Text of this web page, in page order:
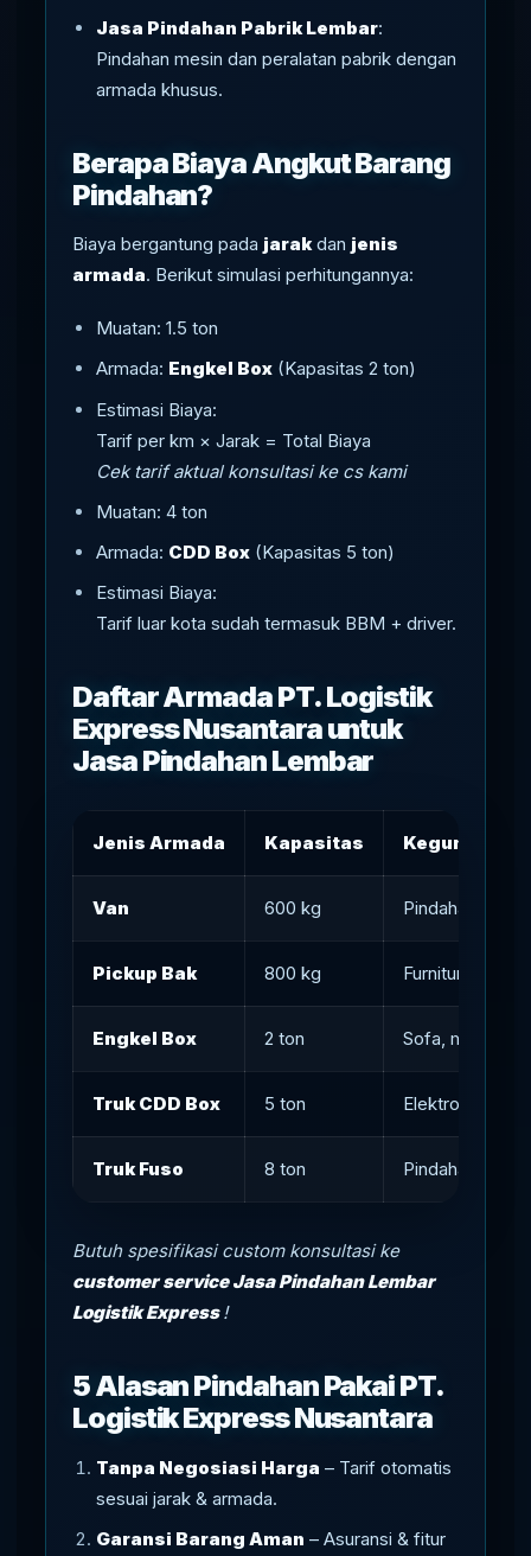
Jasa Pindahan Pabrik Lembar:
Pindahan mesin dan peralatan pabrik dengan
armada khusus.
Berapa Biaya Angkut Barang
Pindahan?
Biaya bergantung pada jarakdan jenis
armada. Berikut simulasi perhitungannya:
Muatan: 1.5 ton
Armada: Engkel Box (Kapasitas 2 ton)
Estimasi Biaya:
Tarif per km × Jarak = Total Biaya
Cek tarif aktual konsultasi ke cs kami
Muatan: 4 ton
Armada: CDD Box (Kapasitas 5 ton)
Estimasi Biaya:
Tarif luar kota sudah termasuk BBM + driver.
Daftar Armada PT. Logistik
Express Nusantara untuk
Jasa Pindahan Lembar
Jenis Armada Kapasitas Kegunaan
Van 600 kg Pindahan kos
Pickup Bak 800 kg Furnitur
Engkel Box 2 ton Sofa, mesin
Truk CDD Box 5 ton Elektronik
Truk Fuso 8 ton Pindahan
Butuh spesifikasi custom konsultasi ke
customer service Jasa Pindahan Lembar
Logistik Express!
5 Alasan Pindahan Pakai PT.
Logistik Express Nusantara
Tanpa Negosiasi Harga – Tarif otomatis
sesuai jarak & armada.
Garansi Barang Aman – Asuransi & fitur